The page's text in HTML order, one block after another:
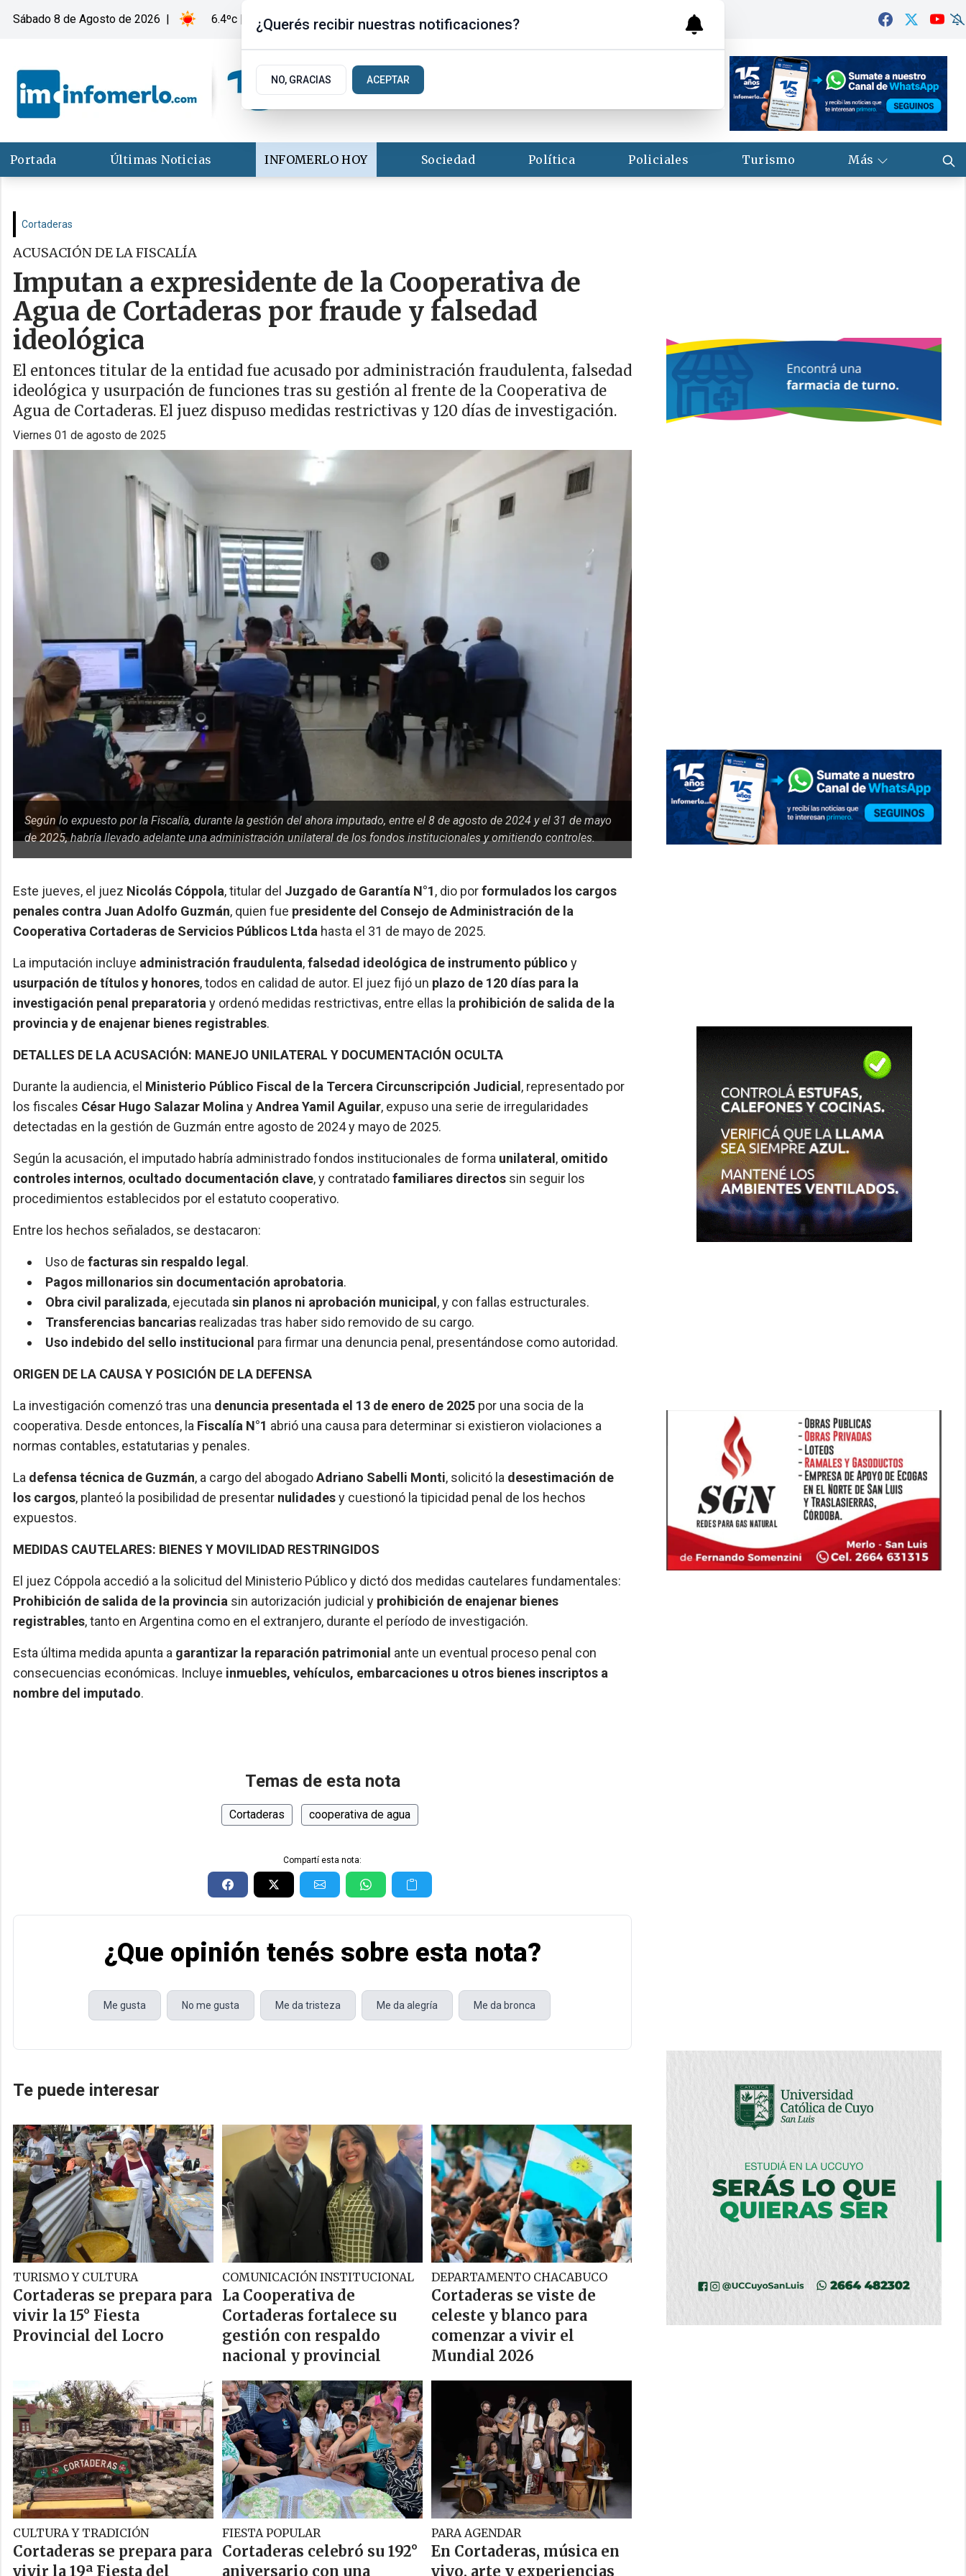
Sábado 8 de Agosto de 2026 | 6.4ºc | Merlo, San Luis
Portada Últimas Noticias INFOMERLO HOY Sociedad Política Policiales Turismo Más
Cortaderas
ACUSACIÓN DE LA FISCALÍA
Imputan a expresidente de la Cooperativa de
Agua de Cortaderas por fraude y falsedad
ideológica
El entonces titular de la entidad fue acusado por administración fraudulenta, falsedad
ideológica y usurpación de funciones tras su gestión al frente de la Cooperativa de
Agua de Cortaderas. El juez dispuso medidas restrictivas y 120 días de investigación.
viernes 01 de agosto de 2025
Según lo expuesto por la Fiscalía, durante la gestión del ahora imputado, entre el 8 de agosto de 2024 y el 31 de mayo
de 2025, habría llevado adelante una administración unilateral de los fondos institucionales y omitiendo controles.
Este jueves, el juez Nicolás Cóppola, titular del Juzgado de Garantía N°1, dio porformulados los cargos
penales contra Juan Adolfo Guzmán, quien fue presidente del Consejo de Administración de la
Cooperativa Cortaderas de Servicios Públicos Ltda hasta el 31 de mayo de 2025.
La imputación incluye administración fraudulenta,falsedad ideológica de instrumento público y
usurpación de títulos y honores, todos en calidad de autor. El juez fijó un plazo de 120 días para la
investigación penal preparatoria y ordenó medidas restrictivas, entre ellas la prohibición de salida de la
provincia y de enajenar bienes registrables.
DETALLES DE LA ACUSACIÓN: MANEJO UNILATERAL Y DOCUMENTACIÓN OCULTA
Durante la audiencia, el Ministerio Público Fiscal de la Tercera Circunscripción Judicial , representado por
los fiscales César Hugo Salazar Molina yAndrea Yamil Aguilar, expuso una serie de irregularidades
detectadas en la gestión de Guzmán entre agosto de 2024 y mayo de 2025.
Según la acusación, el imputado habría administrado fondos institucionales de forma unilateral , omitido
controles internos, ocultado documentación clave, y contratadofamiliares directos sin seguir los
procedimientos establecidos por el estatuto cooperativo.
Entre los hechos señalados, se destacaron:
Uso de facturas sin respaldo legal .
Pagos millonarios sin documentación aprobatoria.
Obra civil paralizada, ejecutada sin planos ni aprobación municipal , y con fallas estructurales.
Transferencias bancarias realizadas tras haber sido removido de su cargo.
Uso indebido del sello institucional para firmar una denuncia penal, presentándose como autoridad.
ORIGEN DE LA CAUSA Y POSICIÓN DE LA DEFENSA
La investigación comenzó tras una denuncia presentada el 13 de enero de 2025 por una socia de la
cooperativa. Desde entonces, la Fiscalía N°1 abrió una causa para determinar si existieron violaciones a
normas contables, estatutarias y penales.
La defensa técnica de Guzmán, a cargo del abogadoAdriano Sabelli Monti, solicitó la desestimación de
los cargos, planteó la posibilidad de presentar nulidadesy cuestionó la tipicidad penal de los hechos
expuestos.
MEDIDAS CAUTELARES: BIENES Y MOVILIDAD RESTRINGIDOS
El juez Cóppola accedió a la solicitud del Ministerio Público y dictó dos medidas cautelares fundamentales:
Prohibición de salida de la provincia sin autorización judicial y prohibición de enajenar bienes
registrables, tanto en Argentina como en el extranjero, durante el período de investigación.
Esta última medida apunta a garantizar la reparación patrimonial ante un eventual proceso penal con
consecuencias económicas. Incluye inmuebles, vehículos, embarcaciones u otros bienes inscriptos a
nombre del imputado.
Temas de esta nota
Cortaderas cooperativa de agua
Compartí esta nota:
¿Que opinión tenés sobre esta nota?
Me gusta No me gusta Me da tristeza Me da alegría Me da bronca
Te puede interesar
TURISMO Y CULTURA
Cortaderas se prepara para
vivir la 15° Fiesta
Provincial del Locro
COMUNICACIÓN INSTITUCIONAL
La Cooperativa de
Cortaderas fortalece su
gestión con respaldo
nacional y provincial
DEPARTAMENTO CHACABUCO
Cortaderas se viste de
celeste y blanco para
comenzar a vivir el
Mundial 2026
CULTURA Y TRADICIÓN
Cortaderas se prepara para
vivir la 19ª Fiesta del
FIESTA POPULAR
Cortaderas celebró su 192°
aniversario con una
PARA AGENDAR
En Cortaderas, música en
vivo, arte y experiencias
¿Querés recibir nuestras notificaciones?
NO, GRACIAS ACEPTAR